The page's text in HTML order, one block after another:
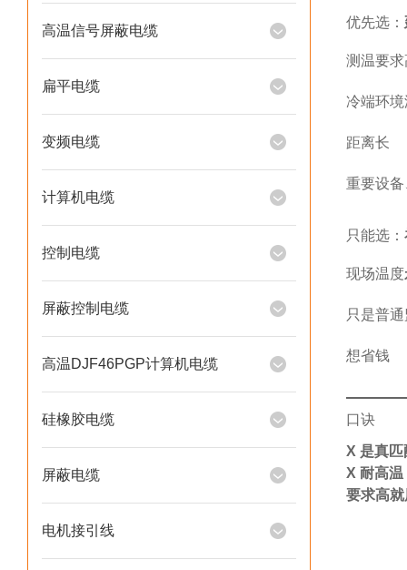
高温信号屏蔽电缆
扁平电缆
变频电缆
计算机电缆
控制电缆
屏蔽控制电缆
高温DJF46PGP计算机电缆
硅橡胶电缆
屏蔽电缆
电机接引线
优先选：
测温要求
冷端环
距离长
重要设
只能选：
现场温度
只是普
想省钱
口诀
X 是真
X 耐高
要求高